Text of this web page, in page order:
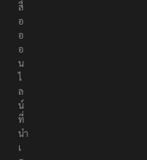
สื่
อ
อ
อ
น
ไ
ล
น์
ที่
นำ
เ